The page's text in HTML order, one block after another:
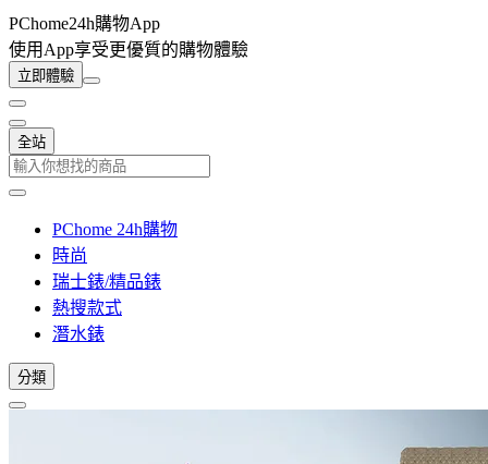
PChome24h購物App
使用App享受更優質的購物體驗
立即體驗
全站
PChome 24h購物
時尚
瑞士錶/精品錶
熱搜款式
潛水錶
分類